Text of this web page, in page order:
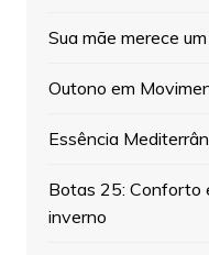
Sua mãe merece
Outono em
Essência
Botas 25: Conforto
inverno